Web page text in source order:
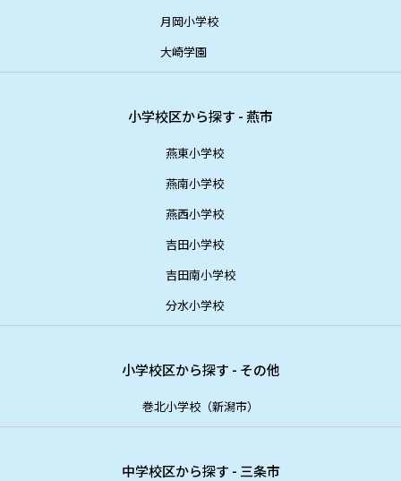
月岡小学校
大崎学園
小学校区から探す - 燕市
燕東小学校
燕南小学校
燕西小学校
吉田小学校
吉田南小学校
分水小学校
小学校区から探す - その他
巻北小学校（新潟市）
中学校区から探す - 三条市